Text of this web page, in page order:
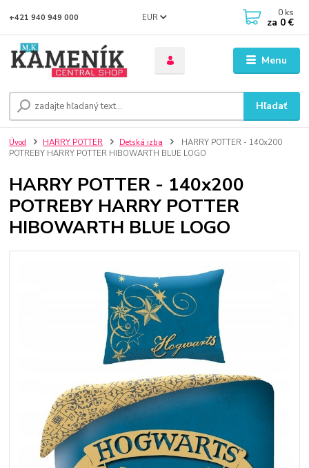
Menu
EUR
Hľadať
+421 940 949 000 0 ks
za 0 €
Úvod HARRY POTTER Detská izba
HARRY POTTER - 140x200
POTREBY HARRY POTTER HIBOWARTH BLUE LOGO
HARRY POTTER - 140x200
POTREBY HARRY POTTER
HIBOWARTH BLUE LOGO